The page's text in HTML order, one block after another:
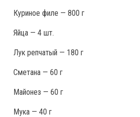
Куриное филе — 800 г
Яйца — 4 шт.
Лук репчатый — 180 г
Сметана — 60 г
Майонез — 60 г
Мука — 40 г